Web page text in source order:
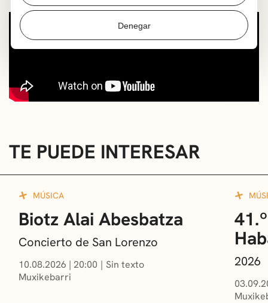
Denegar
TE PUEDE INTERESAR
MÚSICA
Biotz Alai Abesbatza
Concierto de San Lorenzo
10.08.2026 | 20:00
Sin texto
Muxikebarri
2026